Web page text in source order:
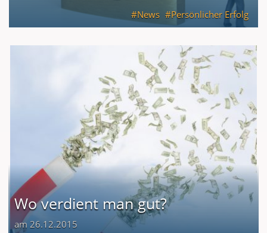
News
Persönlicher Erfolg
Wo verdient man gut?
am 26.12.2015